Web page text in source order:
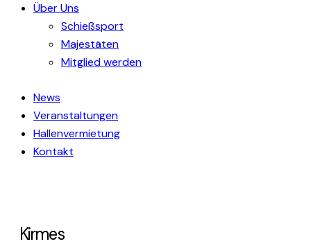
Über Uns
Schießsport
Majestäten
Mitglied werden
News
Veranstaltungen
Hallenvermietung
Kontakt
Kirmes